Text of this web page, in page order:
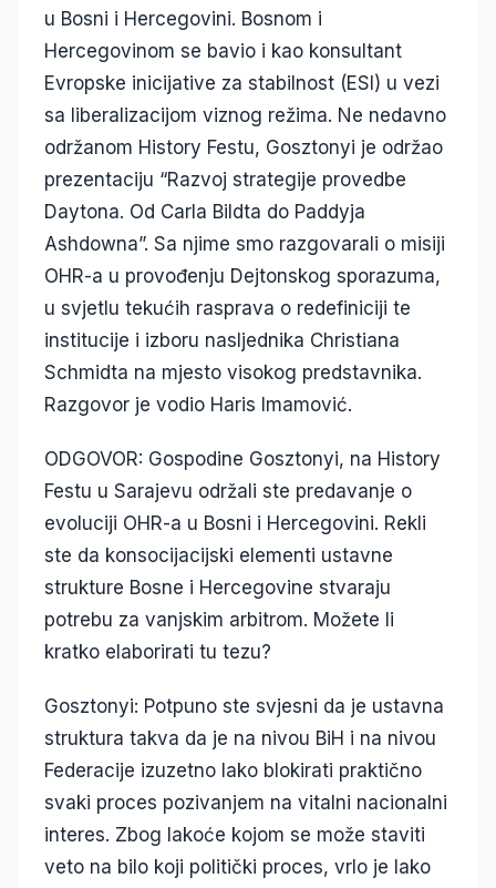
u Bosni i Hercegovini. Bosnom i
Hercegovinom se bavio i kao konsultant
Evropske inicijative za stabilnost (ESI) u vezi
sa liberalizacijom viznog režima. Ne nedavno
održanom History Festu, Gosztonyi je održao
prezentaciju “Razvoj strategije provedbe
Daytona. Od Carla Bildta do Paddyja
Ashdowna”. Sa njime smo razgovarali o misiji
OHR-a u provođenju Dejtonskog sporazuma,
u svjetlu tekućih rasprava o redefiniciji te
institucije i izboru nasljednika Christiana
Schmidta na mjesto visokog predstavnika.
Razgovor je vodio Haris Imamović.
ODGOVOR: Gospodine Gosztonyi, na History
Festu u Sarajevu održali ste predavanje o
evoluciji OHR-a u Bosni i Hercegovini. Rekli
ste da konsocijacijski elementi ustavne
strukture Bosne i Hercegovine stvaraju
potrebu za vanjskim arbitrom. Možete li
kratko elaborirati tu tezu?
Gosztonyi: Potpuno ste svjesni da je ustavna
struktura takva da je na nivou BiH i na nivou
Federacije izuzetno lako blokirati praktično
svaki proces pozivanjem na vitalni nacionalni
interes. Zbog lakoće kojom se može staviti
veto na bilo koji politički proces, vrlo je lako